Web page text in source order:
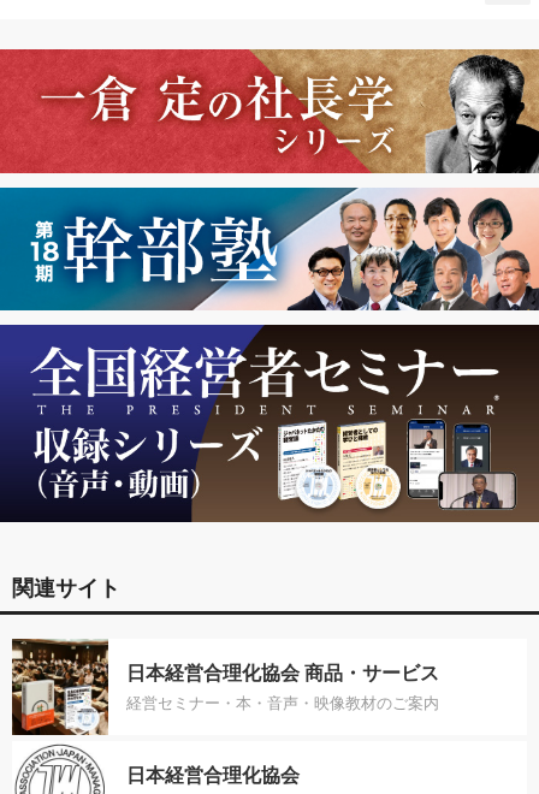
関連サイト
日本経営合理化協会 商品・サービス
経営セミナー・本・音声・映像教材のご案内
日本経営合理化協会